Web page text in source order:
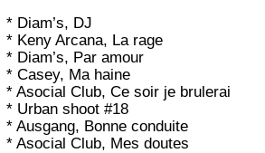
* Diam’s, DJ
* Keny Arcana, La rage
* Diam’s, Par amour
* Casey, Ma haine
* Asocial Club, Ce soir je brulerai
* Urban shoot #18
* Ausgang, Bonne conduite
* Asocial Club, Mes doutes